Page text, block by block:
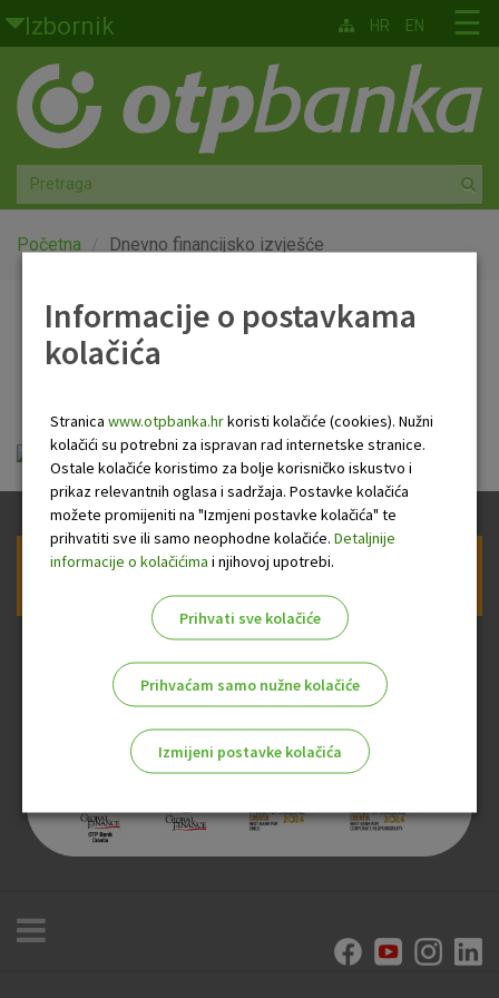
Skoči na glavni sadržaj
Izbornik
Građani
Privatno bankarstvo
Agro
Mala poduzeća i obrtnici
Globalna tržišta
O nama
☰
HR EN
Početna Dnevno financijsko izvješće
Dnevno financijsko
Dnevno financijsko izvješće.pdf
Prijava na newsletter OTP banke
Informacije o postavkama
kolačića
Stranica www.otpbanka.hrkoristi kolačiće (cookies). Nužni
kolačići su potrebni za ispravan rad internetske stranice.
Ostale kolačiće koristimo za bolje korisničko iskustvo i
prikaz relevantnih oglasa i sadržaja. Postavke kolačića
možete promijeniti na "Izmjeni postavke kolačića" te
prihvatiti sve ili samo neophodne kolačiće. Detaljnije
informacije o kolačićima i njihovoj upotrebi.
Prihvati sve kolačiće
Prihvaćam samo nužne kolačiće
Izmijeni postavke kolačića